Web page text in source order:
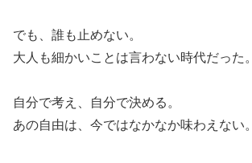
でも、誰も止めない。
大人も細かいことは言わない時代だった。
自分で考え、自分で決める。
あの自由は、今ではなかなか味わえない。